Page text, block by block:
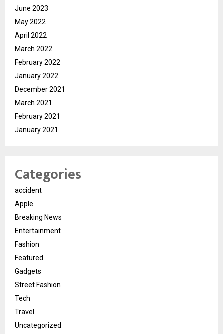
June 2023
May 2022
April 2022
March 2022
February 2022
January 2022
December 2021
March 2021
February 2021
January 2021
Categories
accident
Apple
Breaking News
Entertainment
Fashion
Featured
Gadgets
Street Fashion
Tech
Travel
Uncategorized